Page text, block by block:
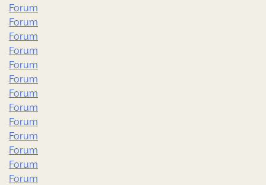
Forum
Forum
Forum
Forum
Forum
Forum
Forum
Forum
Forum
Forum
Forum
Forum
Forum